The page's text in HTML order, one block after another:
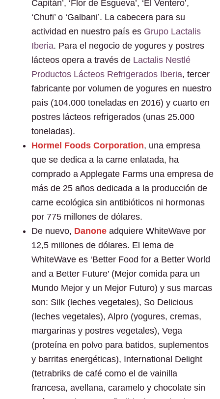
Capitán’, ‘Flor de Esgueva’, ‘El Ventero’,
‘Chufi’ o ‘Galbani’. La cabecera para su
actividad en nuestro país es Grupo Lactalis
Iberia. Para el negocio de yogures y postres
lácteos opera a través de Lactalis Nestlé
Productos Lácteos Refrigerados Iberia, tercer
fabricante por volumen de yogures en nuestro
país (104.000 toneladas en 2016) y cuarto en
postres lácteos refrigerados (unas 25.000
toneladas).
Hormel Foods Corporation, una empresa
que se dedica a la carne enlatada, ha
comprado a Applegate Farms una empresa de
más de 25 años dedicada a la producción de
carne ecológica sin antibióticos ni hormonas
por 775 millones de dólares.
De nuevo, Danone adquiere WhiteWave por
12,5 millones de dólares. El lema de
WhiteWave es ‘Better Food for a Better World
and a Better Future’ (Mejor comida para un
Mundo Mejor y un Mejor Futuro) y sus marcas
son: Silk (leches vegetales), So Delicious
(leches vegetales), Alpro (yogures, cremas,
margarinas y postres vegetales), Vega
(proteína en polvo para batidos, suplementos
y barritas energéticas), International Delight
(tetrabriks de café como el de vainilla
francesa, avellana, caramelo y chocolate sin